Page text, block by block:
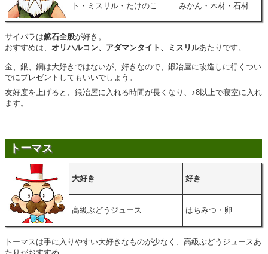
ト・ミスリル・たけのこ
みかん・木材・石材
サイバラは鉱石全般が好き。
おすすめは、 オリハルコン、アダマンタイト、ミスリルあたりです。
金、銀、銅は大好きではないが、好きなので、鍛冶屋に改造しに行くつい
でにプレゼントしてもいいでしょう。
友好度を上げると、鍛冶屋に入れる時間が長くなり、♪8以上で寝室に入れ
ます。
トーマス
大好き 好き
高級ぶどうジュース はちみつ・卵
トーマスは手に入りやすい大好きなものが少なく、高級ぶどうジュースあ